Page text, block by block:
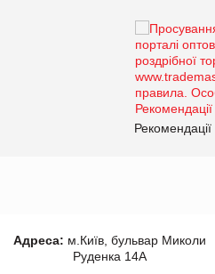
Рекомендації
Адреса: м.Київ, бульвар Миколи
Руденка 14А